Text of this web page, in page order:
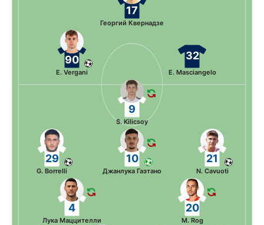
17
Георгий Квернадзе
32
E. Masciangelo
90
E. Vergani
4
Лука Маццителли
20
M. Rog
29
G. Borrelli
10
Джанлука Гаэтано
21
N. Cavuoti
9
S. Kilicsoy